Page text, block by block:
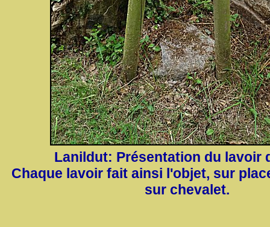
Lanildut: Présentation du lavoir
Chaque lavoir fait ainsi l'objet, sur
sur chevalet.